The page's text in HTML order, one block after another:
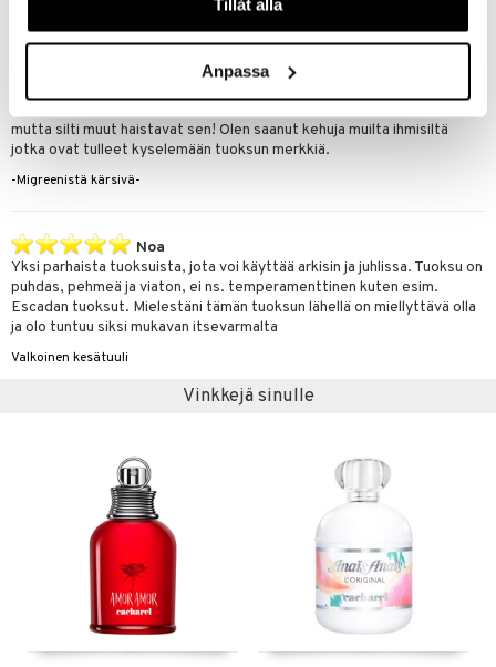
Tillåt alla
Anpassa
mutta silti muut haistavat sen! Olen saanut kehuja muilta ihmisiltä
jotka ovat tulleet kyselemään tuoksun merkkiä.
-Migreenistä kärsivä-
Noa
Yksi parhaista tuoksuista, jota voi käyttää arkisin ja juhlissa. Tuoksu on
puhdas, pehmeä ja viaton, ei ns. temperamenttinen kuten esim.
Escadan tuoksut. Mielestäni tämän tuoksun lähellä on miellyttävä olla
ja olo tuntuu siksi mukavan itsevarmalta
Valkoinen kesätuuli
Vinkkejä sinulle